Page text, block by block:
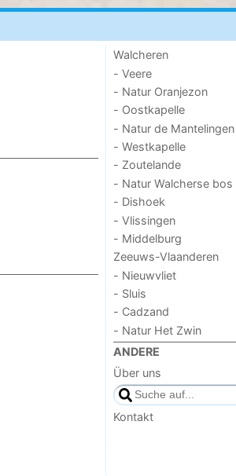
Walcheren
- Veere
- Natur Oranjezon
- Oostkapelle
- Natur de Mantelingen
- Westkapelle
- Zoutelande
- Natur Walcherse bos
- Dishoek
- Vlissingen
- Middelburg
Zeeuws-Vlaanderen
- Nieuwvliet
- Sluis
- Cadzand
- Natur Het Zwin
ANDERE
Über uns
Kontakt